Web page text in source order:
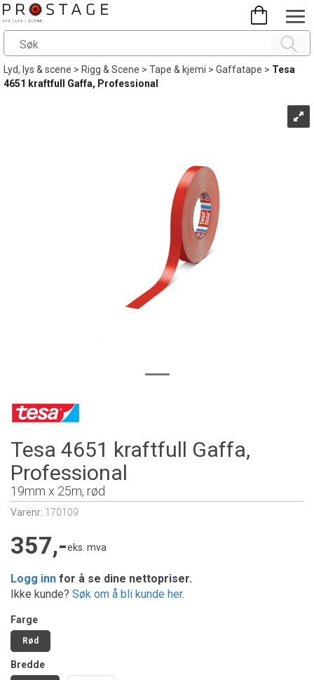
Lyd, lys & scene>Rigg & Scene>Tape & kjemi>Gaffatape>Tesa
4651 kraftfull Gaffa, Professional
Tesa 4651 kraftfull Gaffa,
Professional
19mm x 25m, rød
Varenr: 170109
357,-eks. mva
Logg inn for å se dine nettopriser.
Ikke kunde? Søk om å bli kunde her.
Farge
Rød
Bredde